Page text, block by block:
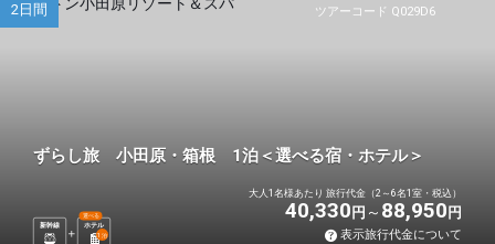
ツアーコード Q029D6
2日間
ずらし旅 小田原・箱根 1泊＜選べる宿・ホテル＞
新幹線 ホテル
選べる
1 泊
大人1名様あたり 旅行代金（2～6名1室・税込）
40,330 円 88,950 円
表示旅行代金について